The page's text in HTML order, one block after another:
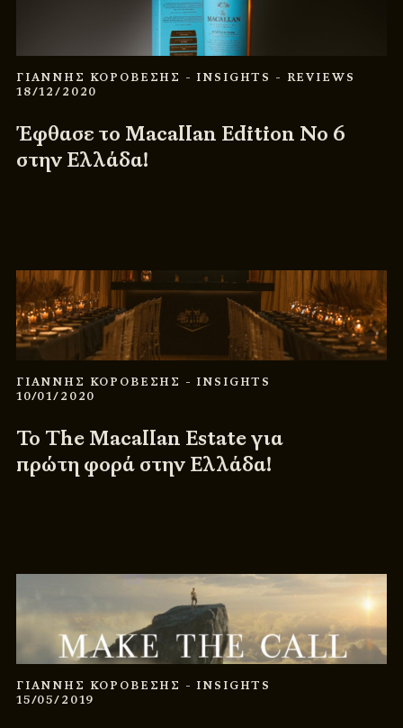
ΓΙΑΝΝΗΣ ΚΟΡΟΒΕΣΗΣ - INSIGHTS - REVIEWS
18/12/2020
Έφθασε το Macallan Edition No 6
στην Ελλάδα!
ΓΙΑΝΝΗΣ ΚΟΡΟΒΕΣΗΣ - INSIGHTS
10/01/2020
Το The Macallan Estate για
πρώτη φορά στην Ελλάδα!
ΓΙΑΝΝΗΣ ΚΟΡΟΒΕΣΗΣ - INSIGHTS
15/05/2019